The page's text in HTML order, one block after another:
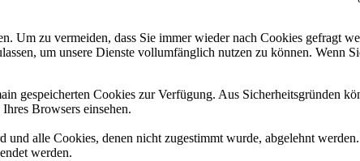
Um zu vermeiden, dass Sie immer wieder nach Cookies gefragt
um unsere Dienste vollumfänglich nutzen zu können. Wenn
gespeicherten Cookies zur Verfügung. Aus Sicherheitsgründen
Browsers einsehen.
alle Cookies, denen nicht zugestimmt wurde, abgelehnt
werden.